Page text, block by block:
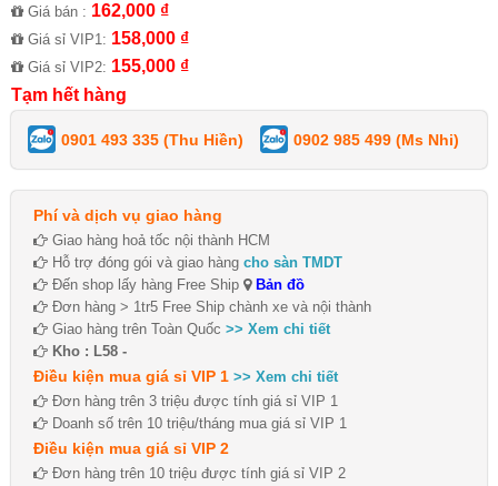
Giá bán : 162,000 ₫
Giá sỉ VIP1: 158,000 ₫
Giá sỉ VIP2: 155,000 ₫
Tạm hết hàng
0901 493 335 (Thu Hiền) 0902 985 499 (Ms Nhi)
Phí và dịch vụ giao hàng
Giao hàng hoả tốc nội thành HCM
Hỗ trợ đóng gói và giao hàng cho sàn TMDT
Đến shop lấy hàng Free Ship
Bản đồ
Đơn hàng > 1tr5 Free Ship chành xe và nội thành
Giao hàng trên Toàn Quốc >> Xem chi tiết
Kho : L58 -
Điều kiện mua giá sỉ VIP 1 >> Xem chi tiết
Đơn hàng trên 3 triệu được tính giá sỉ VIP 1
Doanh số trên 10 triệu/tháng mua giá sỉ VIP 1
Điều kiện mua giá sỉ VIP 2
Đơn hàng trên 10 triệu được tính giá sỉ VIP 2